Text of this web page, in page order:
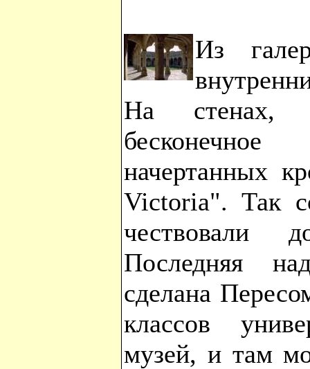
Из
На стенах,
начертанных
Victoria". Так
чествовали
Последняя
сделана
классов
музей, и там